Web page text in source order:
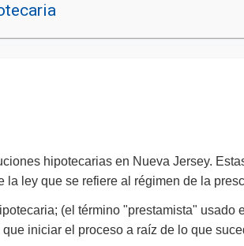
hipotecarias en Nueva Jersey.
ley que se refiere al régimen de la
(el término "prestamista" usado
iniciar el proceso a raíz de lo que